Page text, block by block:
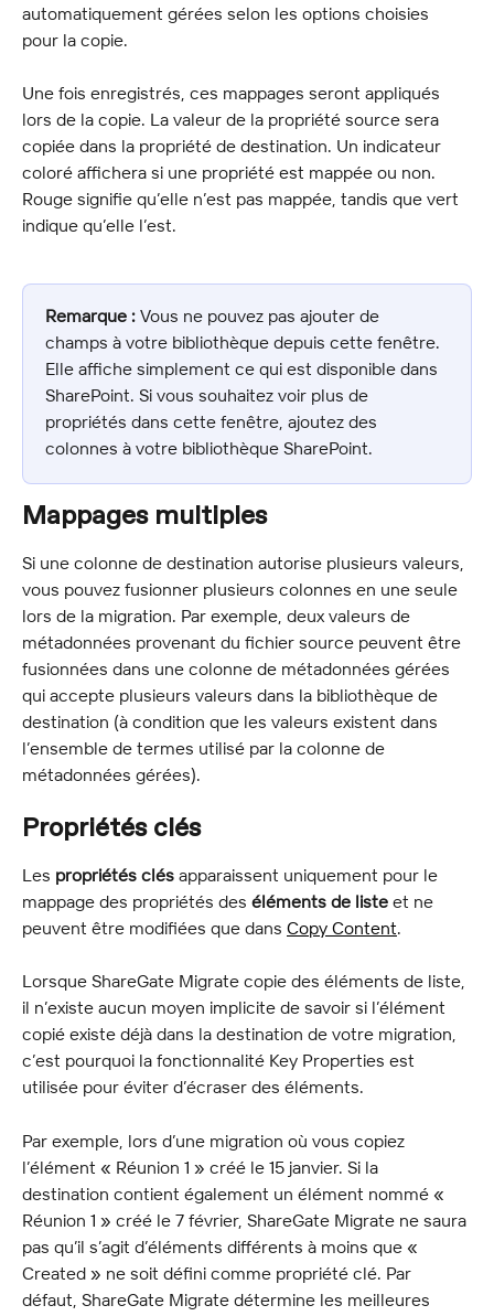
automatiquement gérées selon les options choisies
pour la copie.
Une fois enregistrés, ces mappages seront appliqués
lors de la copie. La valeur de la propriété source sera
copiée dans la propriété de destination. Un indicateur
coloré affichera si une propriété est mappée ou non.
Rouge signifie qu’elle n’est pas mappée, tandis que vert
indique qu’elle l’est.
Remarque : Vous ne pouvez pas ajouter de
champs à votre bibliothèque depuis cette fenêtre.
Elle affiche simplement ce qui est disponible dans
SharePoint. Si vous souhaitez voir plus de
propriétés dans cette fenêtre, ajoutez des
colonnes à votre bibliothèque SharePoint.
Mappages multiples
Si une colonne de destination autorise plusieurs valeurs,
vous pouvez fusionner plusieurs colonnes en une seule
lors de la migration. Par exemple, deux valeurs de
métadonnées provenant du fichier source peuvent être
fusionnées dans une colonne de métadonnées gérées
qui accepte plusieurs valeurs dans la bibliothèque de
destination (à condition que les valeurs existent dans
l’ensemble de termes utilisé par la colonne de
métadonnées gérées).
Propriétés clés
Les propriétés clés apparaissent uniquement pour le
mappage des propriétés des éléments de liste et ne
peuvent être modifiées que dans Copy Content.
Lorsque ShareGate Migrate copie des éléments de liste,
il n’existe aucun moyen implicite de savoir si l’élément
copié existe déjà dans la destination de votre migration,
c’est pourquoi la fonctionnalité Key Properties est
utilisée pour éviter d’écraser des éléments.
Par exemple, lors d’une migration où vous copiez
l’élément « Réunion 1 » créé le 15 janvier. Si la
destination contient également un élément nommé «
Réunion 1 » créé le 7 février, ShareGate Migrate ne saura
pas qu’il s’agit d’éléments différents à moins que «
Created » ne soit défini comme propriété clé. Par
défaut, ShareGate Migrate détermine les meilleures